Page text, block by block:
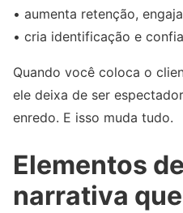
• aumenta retenção,
• cria identificação e
Quando você coloca o
ele deixa de ser
enredo. E isso muda tudo.
Elementos
narrativa